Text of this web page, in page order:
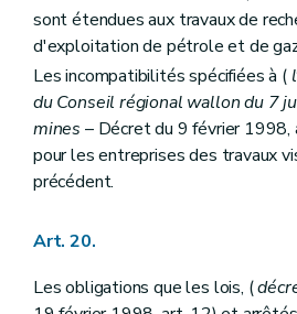
sont étendues aux travaux de
d'exploitation de pétrole et de
Les incompatibilités spécifiées à (
du Conseil régional wallon du 7
mines – Décret du 9 février
pour les entreprises des travaux
précédent.
Art. 20.
Les obligations que les lois, (